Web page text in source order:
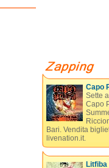
Capo
Sette
Capo
Bari. Vendita
livenation.it.
Litfiba